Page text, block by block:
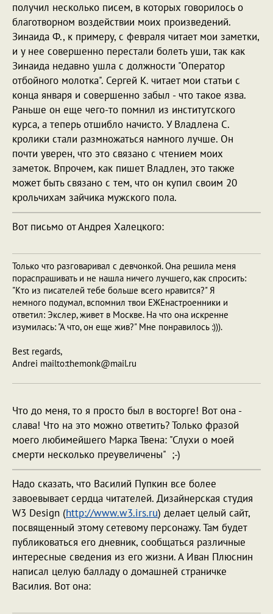
получил несколько писем, в которых говорилось о
благотворном воздействии моих произведений.
Зинаида Ф., к примеру, с февраля читает мои заметки,
и у нее совершенно перестали болеть уши, так как
Зинаида недавно ушла с должности "Оператор
отбойного молотка". Сергей К. читает мои статьи с
конца января и совершенно забыл - что такое язва.
Раньше он еще чего-то помнил из институтского
курса, а теперь отшибло начисто. У Владлена С.
кролики стали размножаться намного лучше. Он
почти уверен, что это связано с чтением моих
заметок. Впрочем, как пишет Владлен, это также
может быть связано с тем, что он купил своим 20
крольчихам зайчика мужского пола.
Вот письмо от Андрея Халецкого:
Только что разговаривал с девчонкой. Она решила меня
пораспрашивать и не нашла ничего лучшего, как спросить:
"Кто из писателей тебе больше всего нравится?" Я
немного подумал, вспомнил твои ЕЖЕнастроенники и
ответил: Экслер, живет в Москве. На что она искренне
изумилась: "А что, он еще жив?" Мне понравилось :))).
Best regards,
Andrei mailto:themonk@mail.ru
Что до меня, то я просто был в восторге! Вот она -
слава! Что на это можно ответить? Только фразой
моего любимейшего Марка Твена: "Слухи о моей
смерти несколько преувеличены" ;-)
Надо сказать, что Василий Пупкин все более
завоевывает сердца читателей. Дизайнерская студия
W3 Design (http://www.w3.irs.ru) делает целый сайт,
посвященный этому сетевому персонажу. Там будет
публиковаться его дневник, сообщаться различные
интересные сведения из его жизни. А Иван Плюснин
написал целую балладу о домашней страничке
Василия. Вот она: